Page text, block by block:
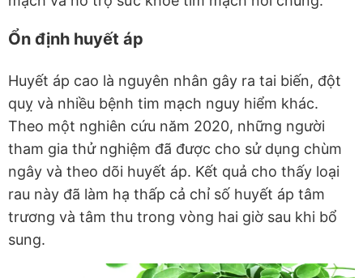
Ổn định huyết áp
Huyết áp cao là nguyên nhân gây ra tai biến, đột
quỵ và nhiều bệnh tim mạch nguy hiểm khác.
Theo một nghiên cứu năm 2020, những người
tham gia thử nghiệm đã được cho sử dụng chùm
ngây và theo dõi huyết áp. Kết quả cho thấy loại
rau này đã làm hạ thấp cả chỉ số huyết áp tâm
trương và tâm thu trong vòng hai giờ sau khi bổ
sung.